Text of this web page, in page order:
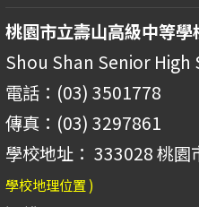
桃園市立壽山高級中等學
Shou Shan Senior High
電話：(03) 3501778
傳真：(03) 3297861
學校地址： 333028 桃園
學校地理位置 )